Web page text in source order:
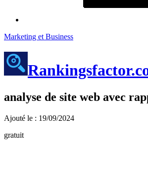
Marketing et Business
analyse de site web avec
Ajouté le : 19/09/2024
gratuit